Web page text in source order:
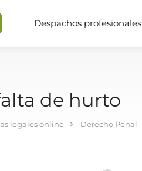
Despachos profesionales
de hurto
legales online Derecho Penal